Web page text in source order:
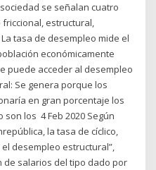
se señalan cuatro
estructural,
tasa de desempleo mide el
económicamente
puede acceder al desempleo
Se genera porque los
en gran porcentaje los
los 4 Feb 2020 Según
la tasa de cíclico,
desempleo estructural”,
de salarios del tipo dado por